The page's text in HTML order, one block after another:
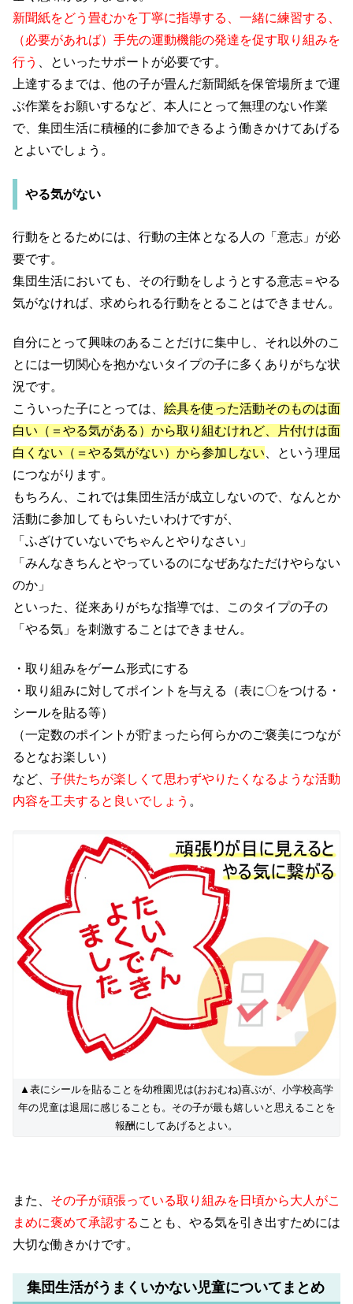
新聞紙をどう畳むかを丁寧に指導する、一緒に練習する、
（必要があれば）手先の運動機能の発達を促す取り組みを
行う
、といったサポートが必要です。
上達するまでは、他の子が畳んだ新聞紙を保管場所まで運
ぶ作業をお願いするなど、本人にとって無理のない作業
で、集団生活に積極的に参加できるよう働きかけてあげる
とよいでしょう。
やる気がない
行動をとるためには、行動の主体となる人の「意志」が必
要です。
集団生活においても、その行動をしようとする意志＝やる
気がなければ、求められる行動をとることはできません。
自分にとって興味のあることだけに集中し、それ以外のこ
とには一切関心を抱かないタイプの子に多くありがちな状
況です。
こういった子にとっては、 絵具を使った活動そのものは面
白い（＝やる気がある）から取り組むけれど、片付けは面
白くない（＝やる気がない）から参加しない 、という理屈
につながります。
もちろん、これでは集団生活が成立しないので、なんとか
活動に参加してもらいたいわけですが、
「ふざけていないでちゃんとやりなさい」
「みんなきちんとやっているのになぜあなただけやらない
のか」
といった、従来ありがちな指導では、このタイプの子の
「やる気」を刺激することはできません。
・取り組みをゲーム形式にする
・取り組みに対してポイントを与える（表に〇をつける・
シールを貼る等）
（一定数のポイントが貯まったら何らかのご褒美につなが
るとなお楽しい）
など、 子供たちが楽しくて思わずやりたくなるような活動
内容を工夫すると良いでしょう 。
▲表にシールを貼ることを幼稚園児は(おおむね)喜ぶが、小学校高学
年の児童は退屈に感じることも。その子が最も嬉しいと思えることを
報酬にしてあげるとよい。
また、 その子が頑張っている取り組みを日頃から大人がこ
まめに褒めて承認する ことも、やる気を引き出すためには
大切な働きかけです。
集団生活がうまくいかない児童についてまとめ